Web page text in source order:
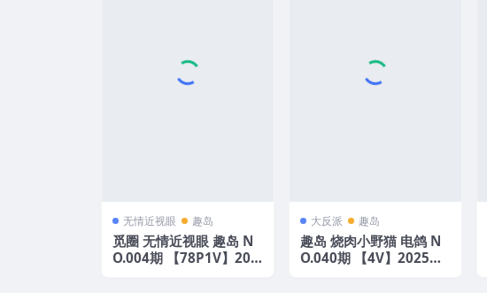
无情近视眼 趣岛
觅圈 无情近视眼 趣岛 N
O.004期 【78P1V】202
大反派 趣岛
趣岛 烧肉小野猫 电鸽 N
O.040期 【4V】2025年